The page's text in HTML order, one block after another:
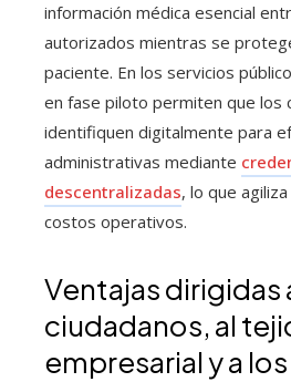
información médica esencial
autorizados mientras se
paciente. En los servicios
en fase piloto permiten que los
identifiquen digitalmente para
administrativas mediante
descentralizadas, lo que
costos operativos.
Ventajas dirigidas
ciudadanos, al
empresarial y a